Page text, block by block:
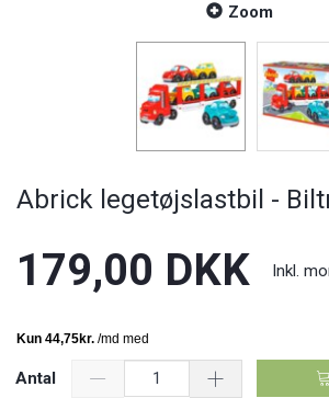
Zoom
Abrick legetøjslastbil -
179,00 DKK Inkl.
Antal